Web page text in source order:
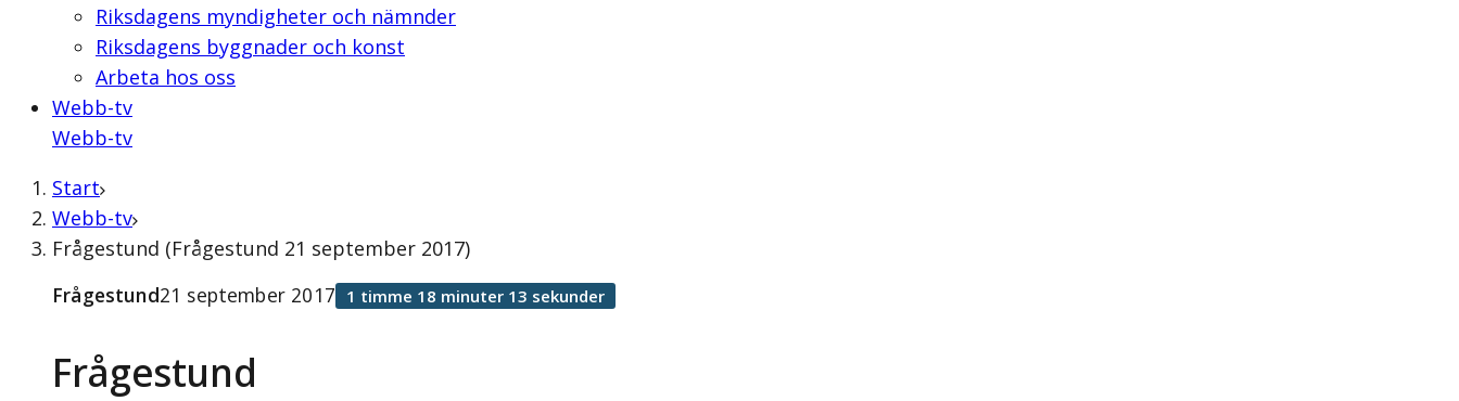
Riksdagens myndigheter och nämnder
Riksdagens byggnader och konst
Arbeta hos oss
Webb-tv
Webb-tv
Start
Webb-tv
Frågestund (Frågestund 21 september 2017)
Frågestund
Frågestund21 september 2017 1 timme 18 minuter 13 sekunder